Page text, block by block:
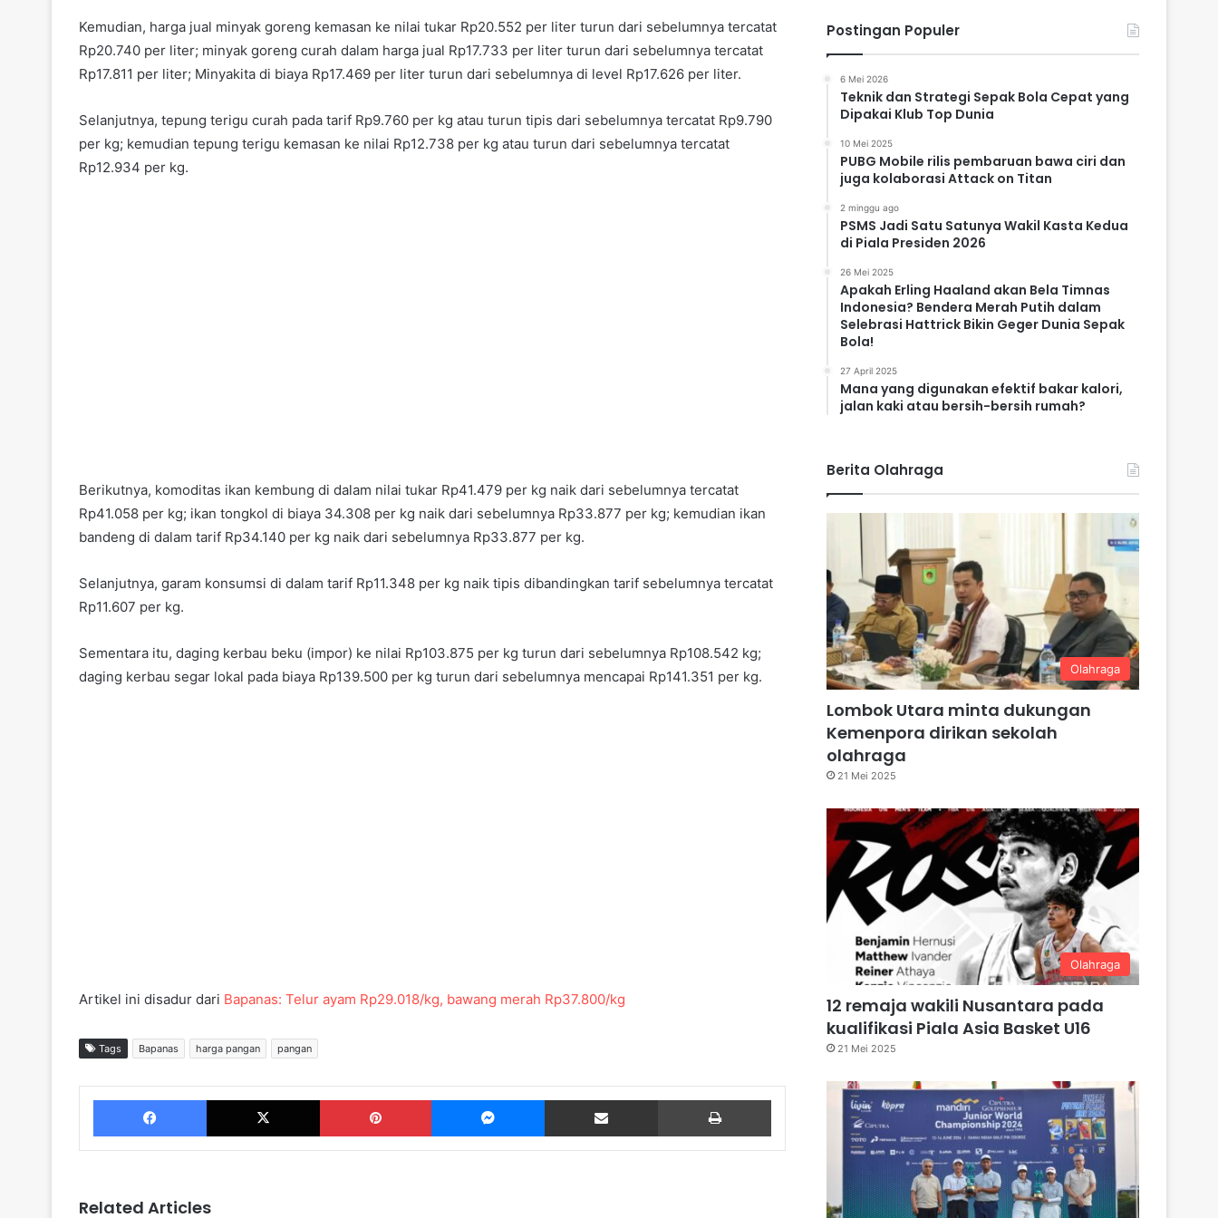
Kemudian, harga jual minyak goreng kemasan ke nilai tukar Rp20.552 per liter turun dari sebelumnya tercatat
Rp20.740 per liter; minyak goreng curah dalam harga jual Rp17.733 per liter turun dari sebelumnya tercatat
Rp17.811 per liter; Minyakita di biaya Rp17.469 per liter turun dari sebelumnya di level Rp17.626 per liter.
Selanjutnya, tepung terigu curah pada tarif Rp9.760 per kg atau turun tipis dari sebelumnya tercatat Rp9.790
per kg; kemudian tepung terigu kemasan ke nilai Rp12.738 per kg atau turun dari sebelumnya tercatat
Rp12.934 per kg.
Berikutnya, komoditas ikan kembung di dalam nilai tukar Rp41.479 per kg naik dari sebelumnya tercatat
Rp41.058 per kg; ikan tongkol di biaya 34.308 per kg naik dari sebelumnya Rp33.877 per kg; kemudian ikan
bandeng di dalam tarif Rp34.140 per kg naik dari sebelumnya Rp33.877 per kg.
Selanjutnya, garam konsumsi di dalam tarif Rp11.348 per kg naik tipis dibandingkan tarif sebelumnya tercatat
Rp11.607 per kg.
Sementara itu, daging kerbau beku (impor) ke nilai Rp103.875 per kg turun dari sebelumnya Rp108.542 kg;
daging kerbau segar lokal pada biaya Rp139.500 per kg turun dari sebelumnya mencapai Rp141.351 per kg.
Artikel ini disadur dari Bapanas: Telur ayam Rp29.018/kg, bawang merah Rp37.800/kg
Tags Bapanas harga pangan pangan
Facebook X Pinterest Messenger Share via Email
Related Articles
Postingan Populer
6 Mei 2026
Teknik dan Strategi Sepak Bola Cepat yang
Dipakai Klub Top Dunia
10 Mei 2025
PUBG Mobile rilis pembaruan bawa ciri dan
juga kolaborasi Attack on Titan
2 minggu ago
PSMS Jadi Satu Satunya Wakil Kasta Kedua
di Piala Presiden 2026
26 Mei 2025
Apakah Erling Haaland akan Bela Timnas
Indonesia? Bendera Merah Putih dalam
Selebrasi Hattrick Bikin Geger Dunia Sepak
Bola!
27 April 2025
Mana yang digunakan efektif bakar kalori,
jalan kaki atau bersih-bersih rumah?
Berita Olahraga
Olahraga
Lombok Utara minta dukungan
Kemenpora dirikan sekolah
olahraga
21 Mei 2025
Olahraga
12 remaja wakili Nusantara pada
kualifikasi Piala Asia Basket U16
21 Mei 2025